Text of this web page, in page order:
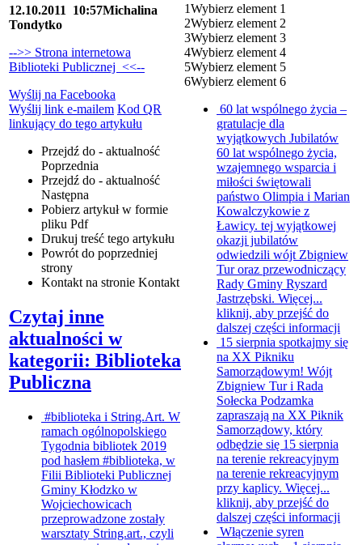
12.10.2011 10:57Michalina
Tondytko
-->> Strona internetowa
Biblioteki Publicznej <<--
Wyślij na Facebooka
Wyślij link e-mailem Kod QR
linkujący do tego artykułu
Przejdź do - aktualność
Poprzednia
Przejdź do - aktualność
Następna
Pobierz artykuł w formie
pliku Pdf
Drukuj treść tego artykułu
Powrót do poprzedniej
strony
Kontakt na stronie Kontakt
Czytaj inne
aktualności w
kategorii: Biblioteka
Publiczna
#biblioteka i String.Art. W
ramach ogólnopolskiego
Tygodnia bibliotek 2019
pod hasłem #biblioteka, w
Filii Biblioteki Publicznej
Gminy Kłodzko w
Wojciechowicach
przeprowadzone zostały
warsztaty String.art., czyli
1Wybierz element 1
2Wybierz element 2
3Wybierz element 3
4Wybierz element 4
5Wybierz element 5
6Wybierz element 6
60 lat wspólnego życia –
gratulacje dla
wyjątkowych Jubilatów
60 lat wspólnego życia,
wzajemnego wsparcia i
miłości świętowali
państwo Olimpia i Marian
Kowalczykowie z
Ławicy. tej wyjątkowej
okazji jubilatów
odwiedzili wójt Zbigniew
Tur oraz przewodniczący
Rady Gminy Ryszard
Jastrzębski. Więcej...
kliknij, aby przejść do
dalszej części informacji
15 sierpnia spotkajmy się
na XX Pikniku
Samorządowym! Wójt
Zbigniew Tur i Rada
Sołecka Podzamka
zapraszają na XX Piknik
Samorządowy, który
odbędzie się 15 sierpnia
na terenie rekreacyjnym
na terenie rekreacyjnym
przy kaplicy. Więcej...
kliknij, aby przejść do
dalszej części informacji
Włączenie syren